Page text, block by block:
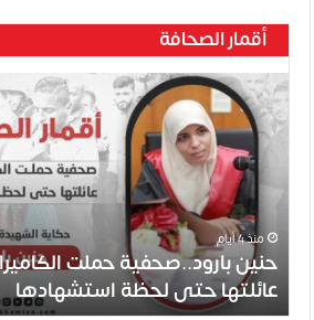
أقمار الصحافة
ح
ن
منذ 4 أيام
حنين بارود..صحفية حملت
عائلتها حتى لحظة استشهادها